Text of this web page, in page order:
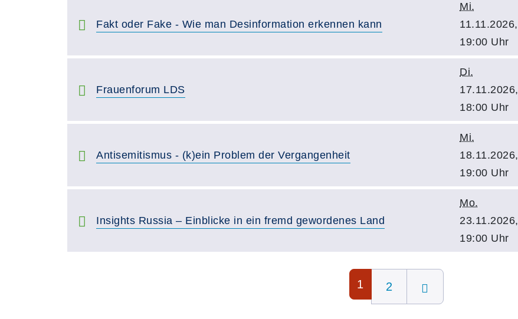
Fakt oder Fake - Wie man Desinformation erkennen kann
Mi.
11.11.2026,
19:00 Uhr
Frauenforum LDS
Di.
17.11.2026,
18:00 Uhr
Antisemitismus - (k)ein Problem der Vergangenheit
Mi.
18.11.2026,
19:00 Uhr
Insights Russia – Einblicke in ein fremd gewordenes Land
Mo.
23.11.2026,
19:00 Uhr
1 2